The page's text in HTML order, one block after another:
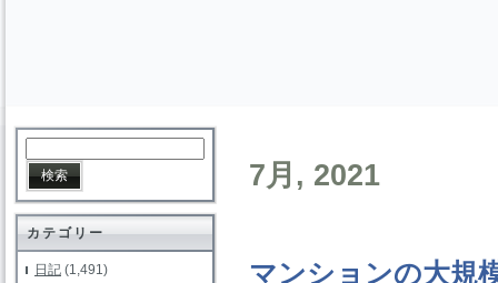
カテゴリー
日記 (1,491)
7月, 2021
マンションの大規